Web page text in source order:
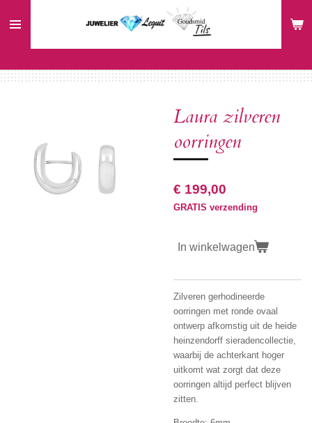
direct
hoofdinhoud
Laura zilveren
oorringen
€ 199,00
GRATIS verzending
In winkelwagen
Zilveren gerhodineerde
oorringen met ronde ovaal
ontwerp afkomstig uit de heide
heinzendorff sieradencollectie,
waarbij de achterkant hoger
uitkomt wat zorgt dat deze
oorringen altijd perfect blijven
zitten.